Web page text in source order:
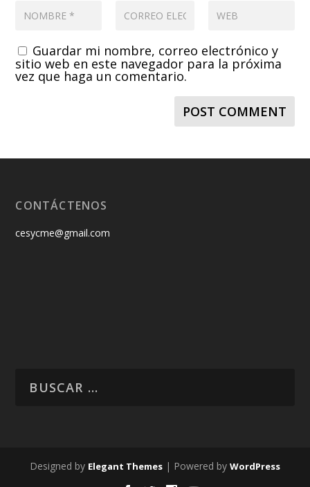
Guardar mi nombre, correo electrónico y
sitio web en este navegador para la próxima
vez que haga un comentario.
CONTÁCTENOS
cesycme@gmail.com
Designed by Elegant Themes | Powered by WordPress